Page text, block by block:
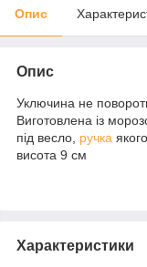
Опис
Опис
Уключина не
Виготовлена із
під весло, ручка
висота 9 см
Характеристики